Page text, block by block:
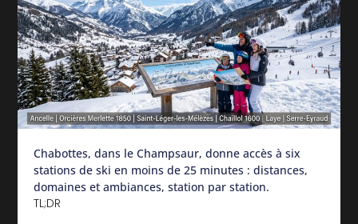
Chabottes, dans le Champsaur, donne accès à six
stations de ski en moins de 25 minutes : distances,
domaines et ambiances, station par station.
TL;DR